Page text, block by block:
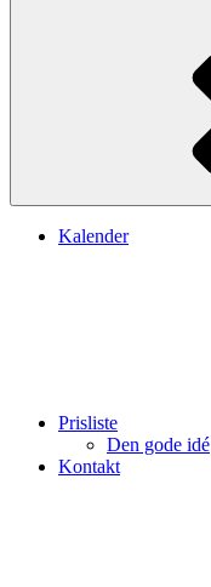
Kalender
Prisliste
Den gode idé
Kontakt